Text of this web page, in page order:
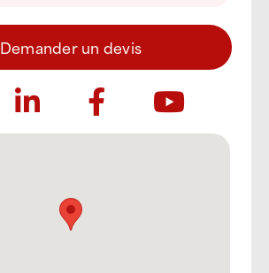
Demander un devis